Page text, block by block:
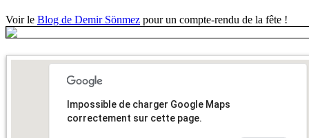
Voir le Blog de Demir Sönmez pour un compte-rendu de la fête !
Impossible de charger Google Maps
correctement sur cette page.